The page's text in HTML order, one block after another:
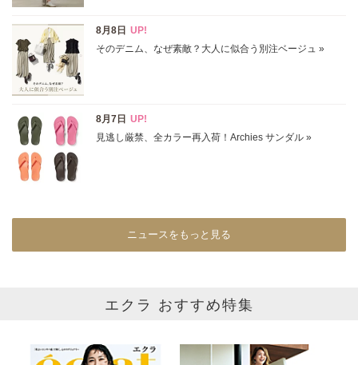
表示オプション
すべて
SALE商品
再入荷
ベージュ ブラウン オレンジ
ニュースをもっと見る
エクラ おすすめ特集